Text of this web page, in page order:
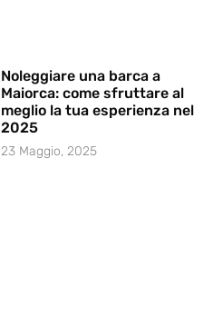
Noleggiare una barca a
Maiorca: come sfruttare al
meglio la tua esperienza nel
2025
23 Maggio, 2025